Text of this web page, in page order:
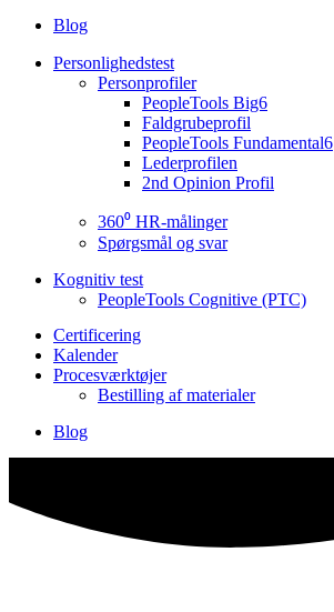
Blog
Personlighedstest
Personprofiler
PeopleTools Big6
Faldgrubeprofil
PeopleTools Fundamental6
Lederprofilen
2nd Opinion Profil
360⁰ HR-målinger
Spørgsmål og svar
Kognitiv test
PeopleTools Cognitive (PTC)
Certificering
Kalender
Procesværktøjer
Bestilling af materialer
Blog